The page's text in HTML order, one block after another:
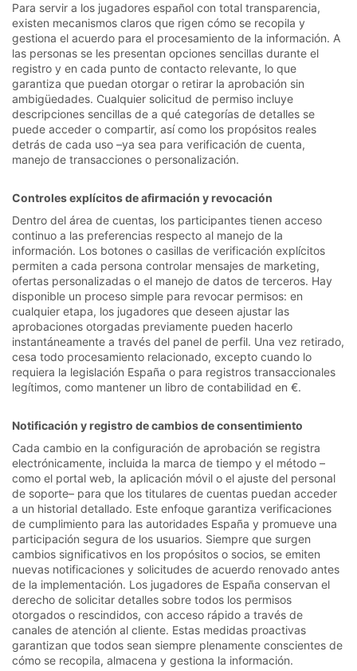
Para servir a los jugadores español con total transparencia,
existen mecanismos claros que rigen cómo se recopila y
gestiona el acuerdo para el procesamiento de la información. A
las personas se les presentan opciones sencillas durante el
registro y en cada punto de contacto relevante, lo que
garantiza que puedan otorgar o retirar la aprobación sin
ambigüedades. Cualquier solicitud de permiso incluye
descripciones sencillas de a qué categorías de detalles se
puede acceder o compartir, así como los propósitos reales
detrás de cada uso –ya sea para verificación de cuenta,
manejo de transacciones o personalización.
Controles explícitos de afirmación y revocación
Dentro del área de cuentas, los participantes tienen acceso
continuo a las preferencias respecto al manejo de la
información. Los botones o casillas de verificación explícitos
permiten a cada persona controlar mensajes de marketing,
ofertas personalizadas o el manejo de datos de terceros. Hay
disponible un proceso simple para revocar permisos: en
cualquier etapa, los jugadores que deseen ajustar las
aprobaciones otorgadas previamente pueden hacerlo
instantáneamente a través del panel de perfil. Una vez retirado,
cesa todo procesamiento relacionado, excepto cuando lo
requiera la legislación España o para registros transaccionales
legítimos, como mantener un libro de contabilidad en €.
Notificación y registro de cambios de consentimiento
Cada cambio en la configuración de aprobación se registra
electrónicamente, incluida la marca de tiempo y el método –
como el portal web, la aplicación móvil o el ajuste del personal
de soporte– para que los titulares de cuentas puedan acceder
a un historial detallado. Este enfoque garantiza verificaciones
de cumplimiento para las autoridades España y promueve una
participación segura de los usuarios. Siempre que surgen
cambios significativos en los propósitos o socios, se emiten
nuevas notificaciones y solicitudes de acuerdo renovado antes
de la implementación. Los jugadores de España conservan el
derecho de solicitar detalles sobre todos los permisos
otorgados o rescindidos, con acceso rápido a través de
canales de atención al cliente. Estas medidas proactivas
garantizan que todos sean siempre plenamente conscientes de
cómo se recopila, almacena y gestiona la información.